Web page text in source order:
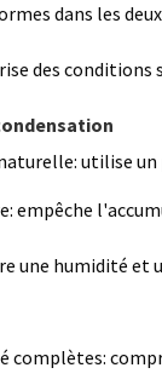
dans les
des
utilise
empêche
une humidité et
complètes: